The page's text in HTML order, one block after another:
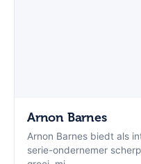
Arnon Barnes
Arnon Barnes biedt als
serie-ondernemer